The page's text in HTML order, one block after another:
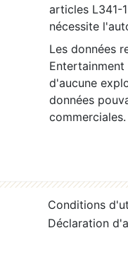
articles L341-
nécessite
Les données
Entertainment
d'aucune
données
commerciales.
Conditions
Déclaration